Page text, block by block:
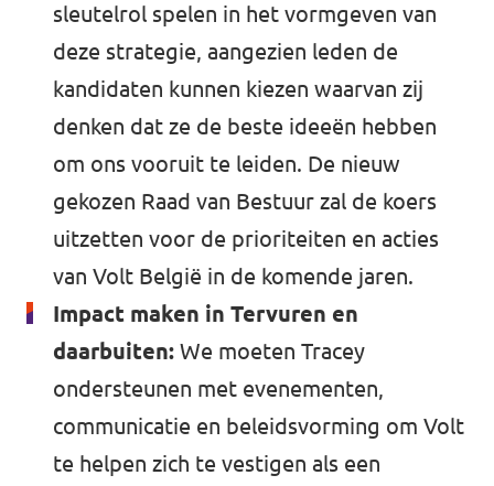
sleutelrol spelen in het vormgeven van
deze strategie, aangezien leden de
kandidaten kunnen kiezen waarvan zij
denken dat ze de beste ideeën hebben
om ons vooruit te leiden. De nieuw
gekozen Raad van Bestuur zal de koers
uitzetten voor de prioriteiten en acties
van Volt België in de komende jaren.
Impact maken in Tervuren en
daarbuiten: We moeten Tracey
ondersteunen met evenementen,
communicatie en beleidsvorming om Volt
te helpen zich te vestigen als een